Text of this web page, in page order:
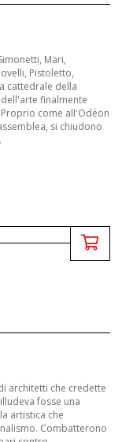
Mari,
Pistoletto,
cattedrale della
finalmente
come all'Odéon
si chiudono
architetti che credette
fosse una
artistica che
Combatterono